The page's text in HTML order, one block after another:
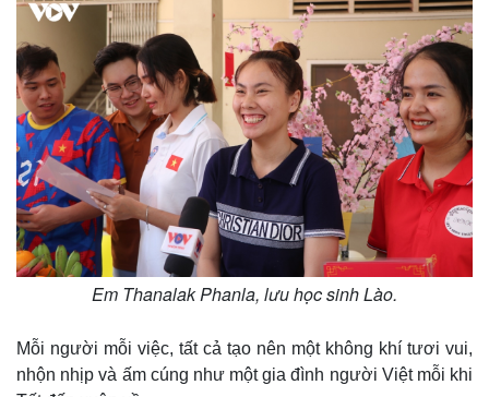
Em Thanalak Phanla, lưu học sinh Lào.
Mỗi người mỗi việc, tất cả tạo nên một không khí tươi vui,
nhộn nhịp và ấm cúng như một gia đình người Việt mỗi khi